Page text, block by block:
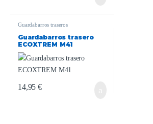
Guardabarros traseros
Guardabarros trasero
ECOXTREM M41
14,95€